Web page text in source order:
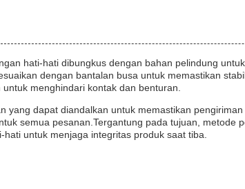
hati-hati dibungkus dengan bahan pelindung
dengan bantalan busa untuk memastikan
menghindari kontak dan benturan.
yang dapat diandalkan untuk memastikan
semua pesanan.Tergantung pada tujuan,
untuk menjaga integritas produk saat tiba.